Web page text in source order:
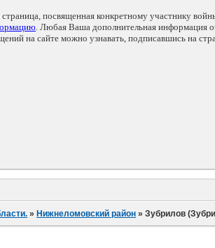
страница, посвященная конкретному участнику
. Любая Ваша дополнительная информация
на сайте можно узнавать, подписавшись на
» Нижнеломовский район »Зубрилов